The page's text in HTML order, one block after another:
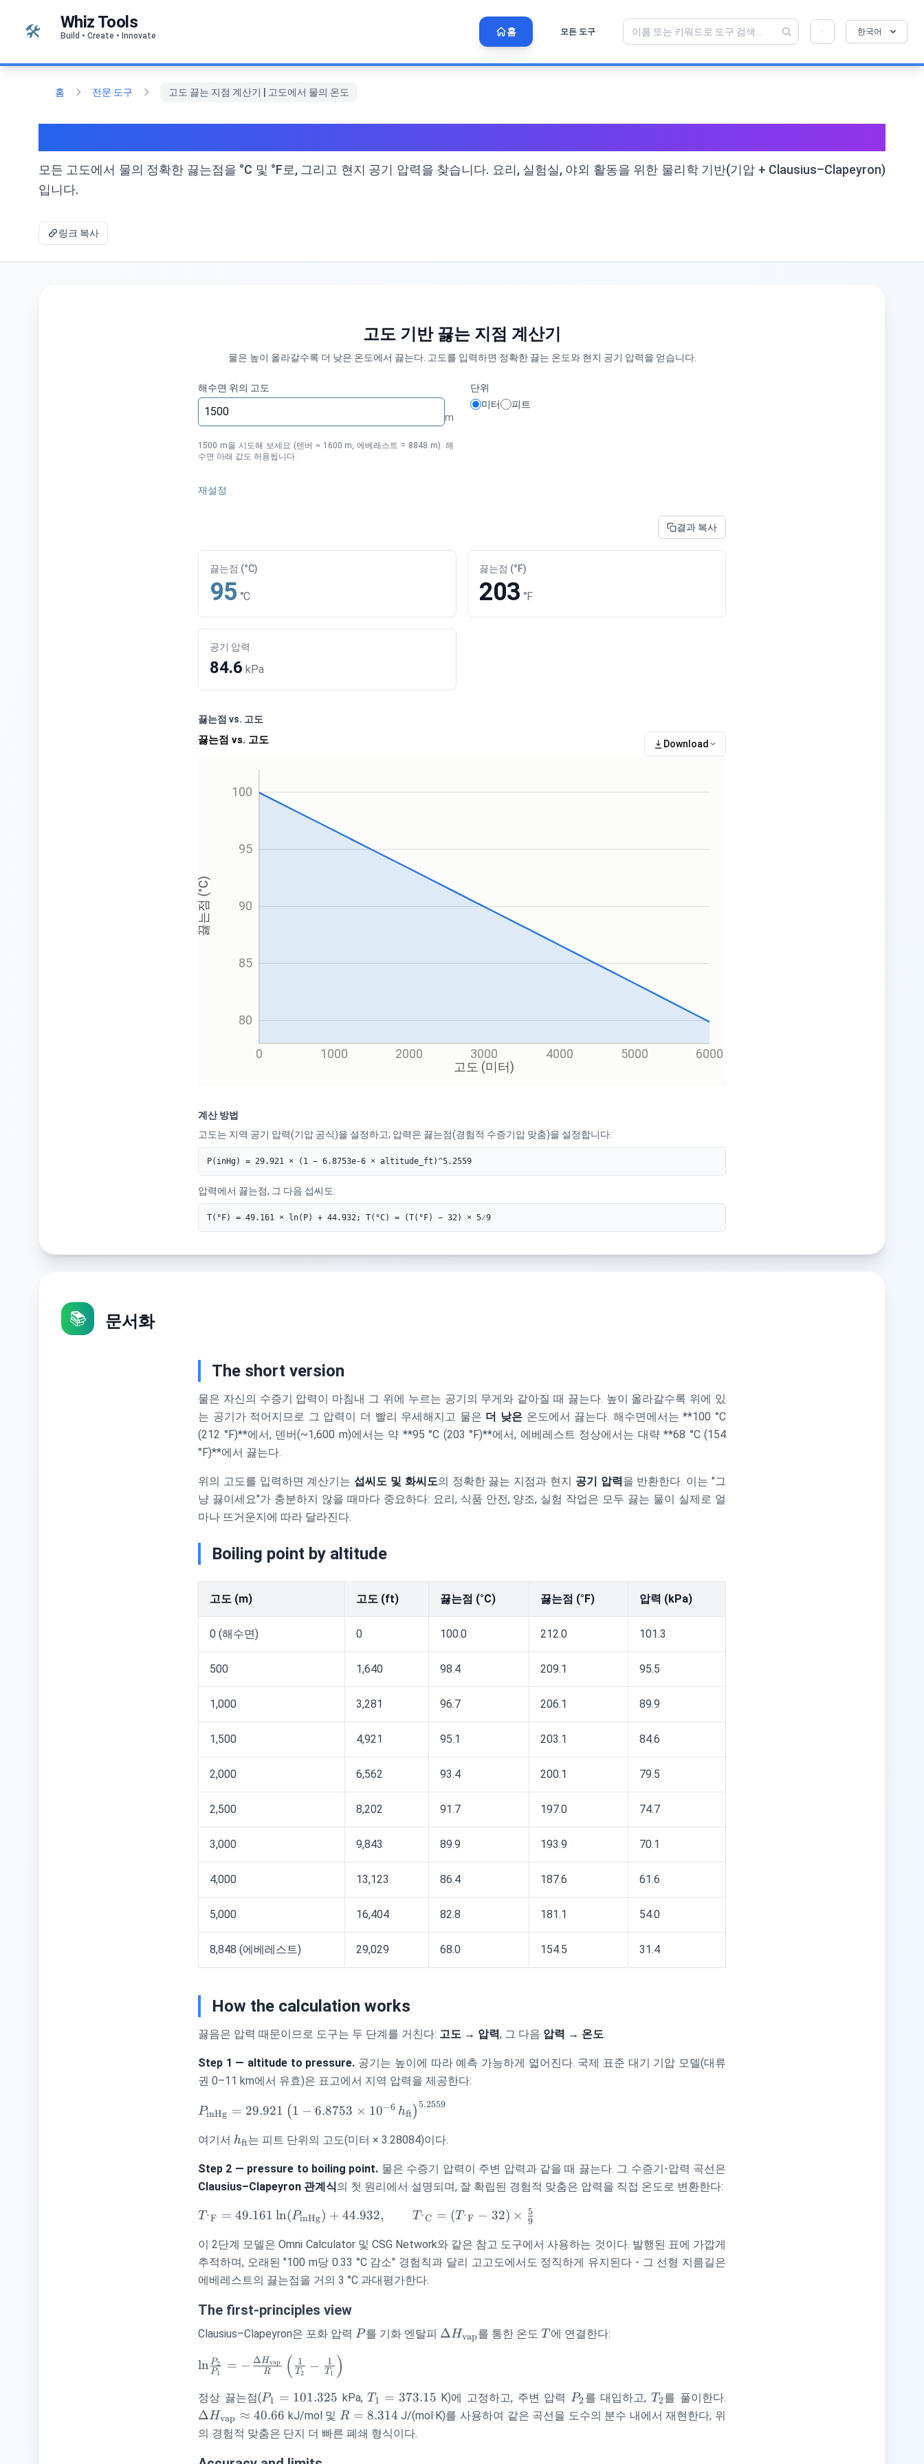
🛠️ Whiz Tools
Build • Create • Innovate 홈 모든 도구 한국어
홈 전문 도구 고도 끓는 지점 계산기 | 고도에서 물의 온도
모든 고도에서 물의 정확한 끓는점을 °C 및 °F로, 그리고 현지 공기 압력을 찾습니다. 요리, 실험실, 야외 활동을 위한 물리학 기반(기압 + Clausius–Clapeyron)
입니다.
링크 복사
고도 기반 끓는 지점 계산기
물은 높이 올라갈수록 더 낮은 온도에서 끓는다. 고도를 입력하면 정확한 끓는 온도와 현지 공기 압력을 얻습니다.
해수면 위의 고도
m
1500 m을 시도해 보세요 (덴버 ≈ 1600 m, 에베레스트 = 8848 m). 해
수면 아래 값도 허용됩니다.
단위
미터
피트
재설정
결과 복사
끓는점 (°C)
95 °C
끓는점 (°F)
203 °F
공기 압력
84.6 kPa
끓는점 vs. 고도
끓는점 vs. 고도 Download
80
85
90
95
100
끓는점 (°C)
0 1000 2000 3000 4000 5000 6000
고도 (미터)
계산 방법
고도는 지역 공기 압력(기압 공식)을 설정하고; 압력은 끓는점(경험적 수증기압 맞춤)을 설정합니다:
P(inHg) = 29.921 × (1 − 6.8753e-6 × altitude_ft)^5.2559
압력에서 끓는점, 그 다음 섭씨도:
T(°F) = 49.161 × ln(P) + 44.932; T(°C) = (T(°F) − 32) × 5⁄9
📚 문서화
The short version
물은 자신의 수증기 압력이 마침내 그 위에 누르는 공기의 무게와 같아질 때 끓는다. 높이 올라갈수록 위에 있
는 공기가 적어지므로 그 압력이 더 빨리 우세해지고 물은 더 낮은 온도에서 끓는다. 해수면에서는 **100 °C
(212 °F)**에서, 덴버(~1,600 m)에서는 약 **95 °C (203 °F)**에서, 에베레스트 정상에서는 대략 **68 °C (154
°F)**에서 끓는다.
위의 고도를 입력하면 계산기는 섭씨도 및 화씨도의 정확한 끓는 지점과 현지 공기 압력을 반환한다. 이는 "그
냥 끓이세요"가 충분하지 않을 때마다 중요하다: 요리, 식품 안전, 양조, 실험 작업은 모두 끓는 물이 실제로 얼
마나 뜨거운지에 따라 달라진다.
Boiling point by altitude
고도 (m) 고도 (ft) 끓는점 (°C) 끓는점 (°F) 압력 (kPa)
0 (해수면) 0 100.0 212.0 101.3
500 1,640 98.4 209.1 95.5
1,000 3,281 96.7 206.1 89.9
1,500 4,921 95.1 203.1 84.6
2,000 6,562 93.4 200.1 79.5
2,500 8,202 91.7 197.0 74.7
3,000 9,843 89.9 193.9 70.1
4,000 13,123 86.4 187.6 61.6
5,000 16,404 82.8 181.1 54.0
8,848 (에베레스트) 29,029 68.0 154.5 31.4
How the calculation works
끓음은 압력 때문이므로 도구는 두 단계를 거친다: 고도 → 압력, 그 다음 압력 → 온도.
Step 1 — altitude to pressure. 공기는 높이에 따라 예측 가능하게 엷어진다. 국제 표준 대기 기압 모델(대류
권 0–11 km에서 유효)은 표고에서 지역 압력을 제공한다:
P_{\text{inHg}} = 29.921
\left(1 - 6.8753\times10^{-6}\,
h_{\text{ft}}\right)^{5.2559}
PinHg = 29.921 (1 − 6.8753 × 10−6 hft)5.2559
여기서 h_{\text{ft}}
hft는 피트 단위의 고도(미터 × 3.28084)이다.
Step 2 — pressure to boiling point. 물은 수증기 압력이 주변 압력과 같을 때 끓는다. 그 수증기-압력 곡선은
Clausius–Clapeyron 관계식의 첫 원리에서 설명되며, 잘 확립된 경험적 맞춤은 압력을 직접 온도로 변환한다:
T_{\text{°F}} =
\ln(P_{\text{inHg}})
+ 44.932, \qquad
T_{\text{°C}} =
32)\times\tfrac{5}
{9}
T °F = 49.161 ln(PinHg) + 44.932, T °C = (T °F − 32) × 9
5
이 2단계 모델은 Omni Calculator 및 CSG Network와 같은 참고 도구에서 사용하는 것이다. 발행된 표에 가깝게
추적하며, 오래된 "100 m당 0.33 °C 감소" 경험칙과 달리 고고도에서도 정직하게 유지된다 - 그 선형 지름길은
에베레스트의 끓는점을 거의 3 °C 과대평가한다.
The first-principles view
Clausius–Clapeyron은 포화 압력 P
P를 기화 엔탈피 \Delta
ΔHvap를 통한 온도T
T 에 연결한다:
\ln\!\frac{P_2}
{P_1} = -
\frac{\Delta
H_{\text{vap}}}
{R}\left(\frac{1}
{T_2} - \frac{1}
{T_1}\right)
lnP1
P2 = − R
ΔHvap ( T2
1 − T 1
1 )
정상 끓는점(P_1 =
101.325
P1 = 101.325 kPa,T_1 =
373.15
T1 = 373.15 K)에 고정하고, 주변 압력 P_2
P2를 대입하고, T_2
T2를 풀이한다.
ΔHvap ≈ 40.66 kJ/mol 및R =
8.314
R = 8.314 J/(mol·K)를 사용하여 같은 곡선을 도수의 분수 내에서 재현한다; 위
의 경험적 맞춤은 단지 더 빠른 폐쇄 형식이다.
💡 이 도구를 좋아하십니까? 더 나아지도록 도와
주세요!
열기를 클릭 →